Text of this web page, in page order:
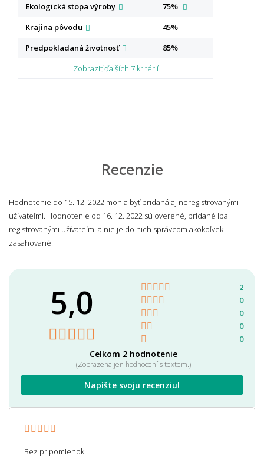
Ekologická stopa výroby
75%
Krajina pôvodu
45%
Predpokladaná životnosť
85%
Zobraziť ďalších 7 kritérií
Recenzie
Hodnotenie do 15. 12. 2022 mohla byť pridaná aj neregistrovanými
užívateľmi. Hodnotenie od 16. 12. 2022 sú overené, pridané iba
registrovanými užívateľmi a nie je do nich správcom akokoľvek
zasahované.
5,0
Celkom 2 hodnotenie
(Zobrazena jen hodnocení s textem.)
Napíšte svoju recenziu!
2
0
0
0
0
Bez pripomienok.